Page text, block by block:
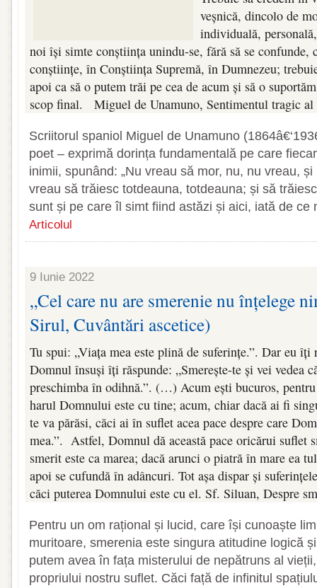
veșnică, dincolo de
individuală,
noi își simte conștiința unindu‑se, fără să se confunde,
conștiințe, în Conștiința Supremă, în Dumnezeu;
apoi ca să o putem trăi pe cea de acum și să o
scop final. Miguel de Unamuno, Sentimentul tragic
Scriitorul spaniol Miguel de Unamuno
poet – exprimă dorința fundamentală pe care
inimii, spunând: „Nu vreau să mor, nu, nu vreau,
vreau să trăiesc totdeauna, totdeauna; și să
sunt și pe care îl simt fiind astăzi și aici, iată de ce
Articolul
9 Iunie 2022
„Cel care nu are smerenie nu înțelege
Sirul, Cuvântări ascetice)
Tu spui: „Viața mea este plină de suferințe.”. Dar eu îți
Domnul însuși îți răspunde: „Smerește-te și vei vedea
preschimba în odihnă.”. (…) Acum ești bucuros,
harul Domnului este cu tine; acum, chiar dacă ai fi
te va părăsi, căci ai în suflet acea pace despre care
mea.”. Astfel, Domnul dă această pace oricărui
smerit este ca marea; dacă arunci o piatră în mare ea
apoi se cufundă în adâncuri. Tot așa dispar și
căci puterea Domnului este cu el. Sf. Siluan, Despre
Pentru un om rațional și lucid, care își cunoaște
muritoare, smerenia este singura atitudine logică
putem avea în fața misterului de nepătruns al
propriului nostru suflet. Căci față de infinitul